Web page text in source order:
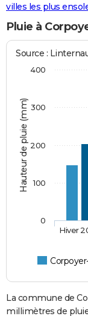
villes les plus
Pluie à
Hauteur de pluie (mm)
Source :
Hiver
0
100
200
300
400
La commune de
millimètres de